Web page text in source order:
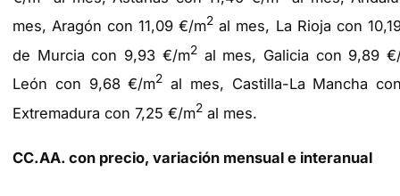
mes, Aragón con 11,09 €/m2 al mes, La Rioja con
de Murcia con 9,93 €/m2al mes, Galicia con 9,89
León con 9,68 €/m2 al mes, Castilla-La Mancha
Extremadura con 7,25 €/m2 al mes.
CC.AA. con precio, variación mensual e interanual